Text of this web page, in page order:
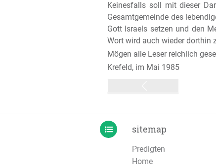
Keinesfalls soll mit dieser
Gesamtgemeinde des
Gott Israels setzen und den
Wort wird auch wieder dorthin
Mögen alle Leser reichlich
Krefeld, im Mai 1985
sitemap
Predigten
Home